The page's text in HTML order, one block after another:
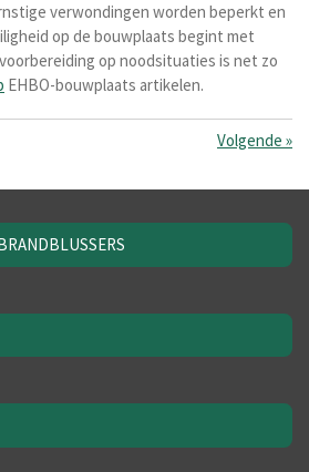
verwondingen worden beperkt en
op de bouwplaats begint met
op noodsituaties is net zo
EHBO-bouwplaats artikelen.
Volgende »